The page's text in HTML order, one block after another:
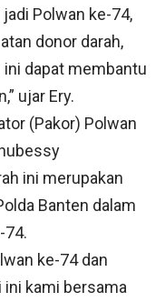
Polwan ke-74,
donor darah,
dapat membantu
ujar Ery.
(Pakor) Polwan
ini merupakan
Banten dalam
74.
ke-74 dan
kami bersama